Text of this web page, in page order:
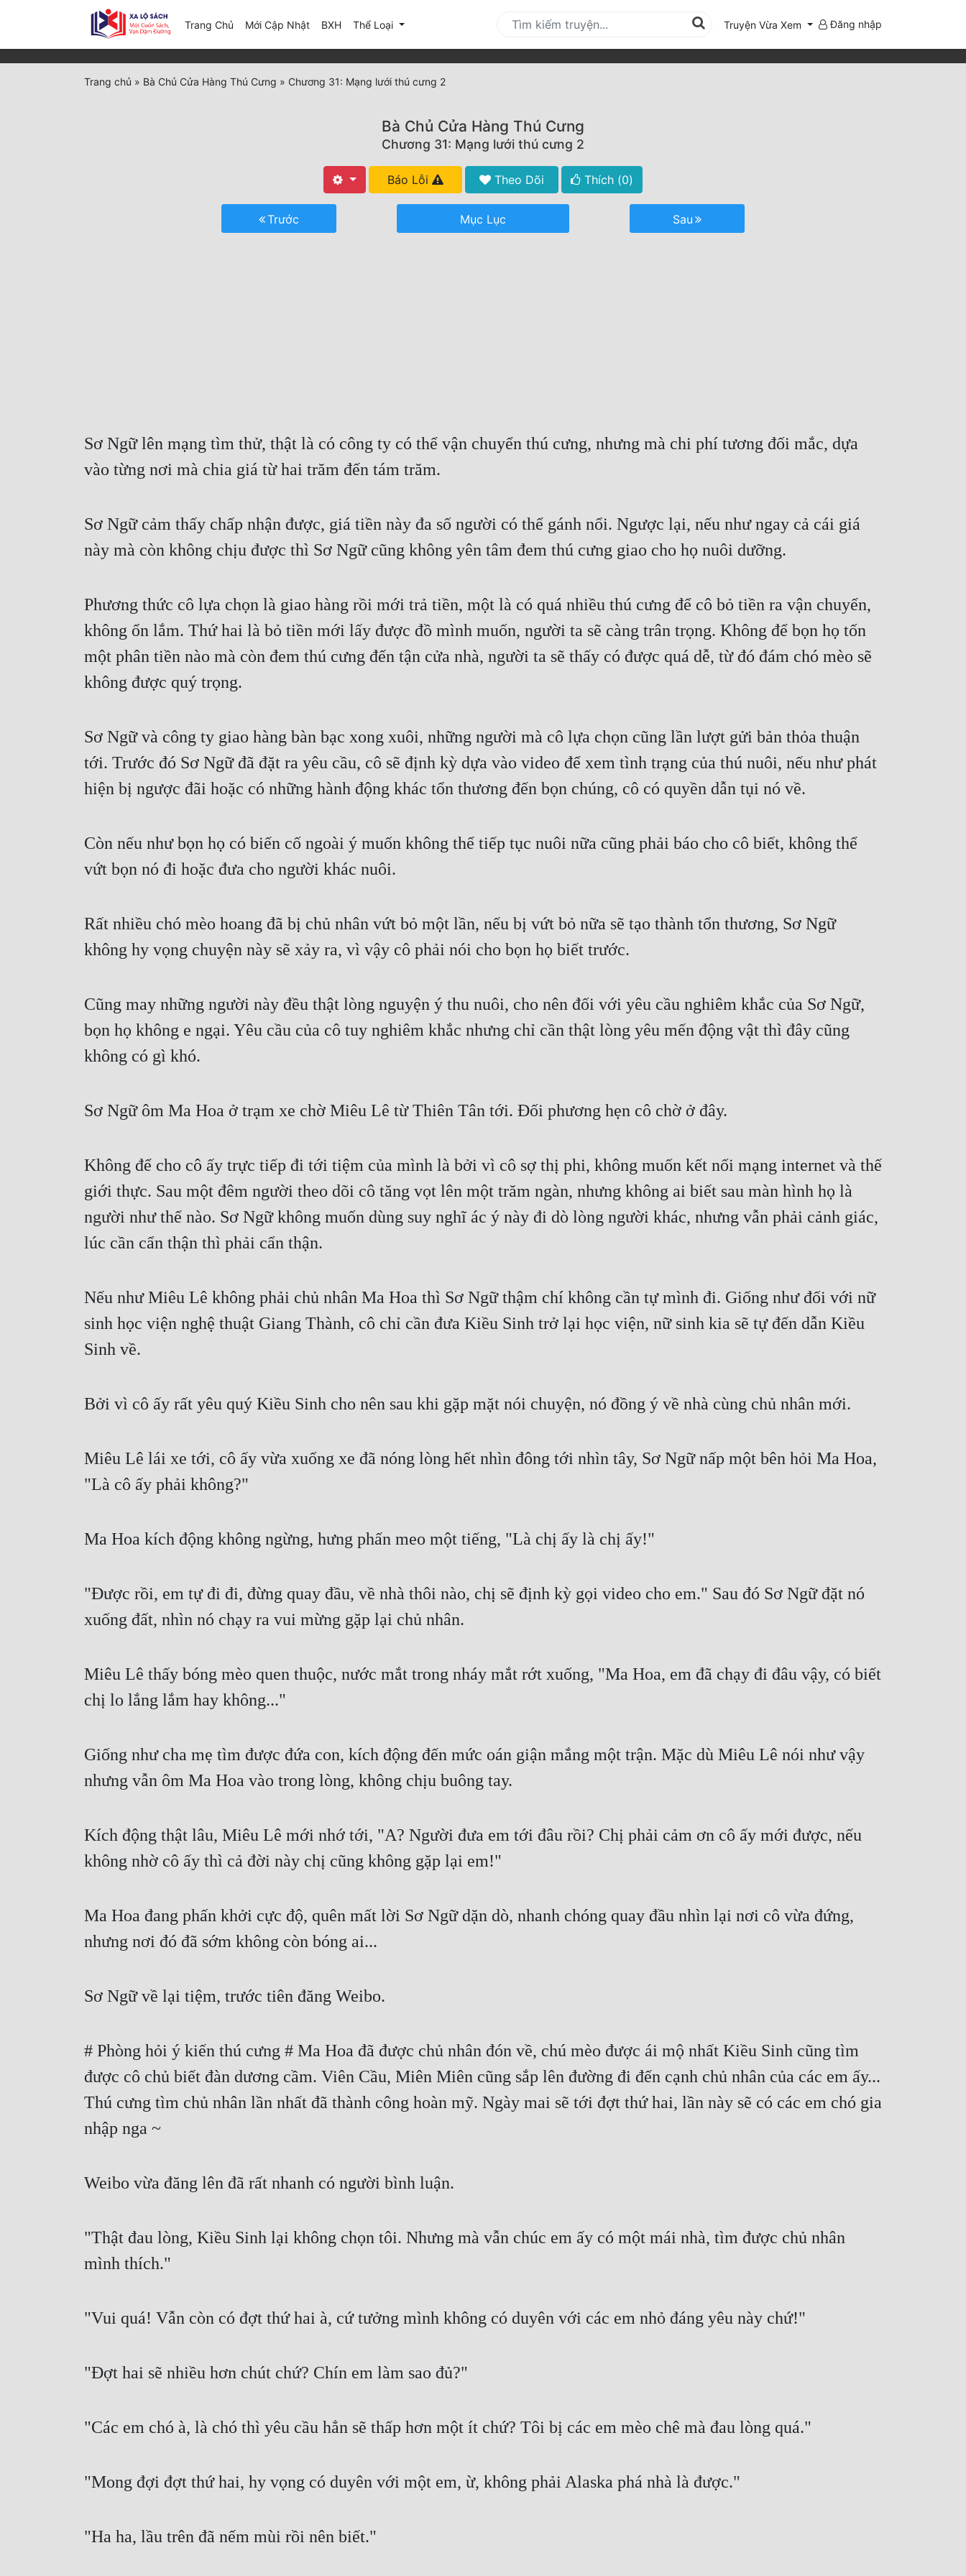
Trang Chủ Mới Cập Nhật(current)
BXH Thể Loại Truyện Vừa Xem Đăng nhập
Trang chủ » Bà Chủ Cửa Hàng Thú Cưng » Chương 31: Mạng lưới thú cưng 2
Bà Chủ Cửa Hàng Thú Cưng
Chương 31: Mạng lưới thú cưng 2
Báo Lỗi Theo Dõi Thích (0)
Trước Mục Lục Sau
Sơ Ngữ lên mạng tìm thử, thật là có công ty có thể vận chuyển thú cưng, nhưng mà chi phí tương đối mắc, dựa
vào từng nơi mà chia giá từ hai trăm đến tám trăm.
Sơ Ngữ cảm thấy chấp nhận được, giá tiền này đa số người có thể gánh nổi. Ngược lại, nếu như ngay cả cái giá
này mà còn không chịu được thì Sơ Ngữ cũng không yên tâm đem thú cưng giao cho họ nuôi dưỡng.
Phương thức cô lựa chọn là giao hàng rồi mới trả tiền, một là có quá nhiều thú cưng để cô bỏ tiền ra vận chuyển,
không ổn lắm. Thứ hai là bỏ tiền mới lấy được đồ mình muốn, người ta sẽ càng trân trọng. Không để bọn họ tốn
một phân tiền nào mà còn đem thú cưng đến tận cửa nhà, người ta sẽ thấy có được quá dễ, từ đó đám chó mèo sẽ
không được quý trọng.
Sơ Ngữ và công ty giao hàng bàn bạc xong xuôi, những người mà cô lựa chọn cũng lần lượt gửi bản thỏa thuận
tới. Trước đó Sơ Ngữ đã đặt ra yêu cầu, cô sẽ định kỳ dựa vào video để xem tình trạng của thú nuôi, nếu như phát
hiện bị ngược đãi hoặc có những hành động khác tổn thương đến bọn chúng, cô có quyền dẫn tụi nó về.
Còn nếu như bọn họ có biến cố ngoài ý muốn không thể tiếp tục nuôi nữa cũng phải báo cho cô biết, không thể
vứt bọn nó đi hoặc đưa cho người khác nuôi.
Rất nhiều chó mèo hoang đã bị chủ nhân vứt bỏ một lần, nếu bị vứt bỏ nữa sẽ tạo thành tổn thương, Sơ Ngữ
không hy vọng chuyện này sẽ xảy ra, vì vậy cô phải nói cho bọn họ biết trước.
Cũng may những người này đều thật lòng nguyện ý thu nuôi, cho nên đối với yêu cầu nghiêm khắc của Sơ Ngữ,
bọn họ không e ngại. Yêu cầu của cô tuy nghiêm khắc nhưng chỉ cần thật lòng yêu mến động vật thì đây cũng
không có gì khó.
Sơ Ngữ ôm Ma Hoa ở trạm xe chờ Miêu Lê từ Thiên Tân tới. Đối phương hẹn cô chờ ở đây.
Không để cho cô ấy trực tiếp đi tới tiệm của mình là bởi vì cô sợ thị phi, không muốn kết nối mạng internet và thế
giới thực. Sau một đêm người theo dõi cô tăng vọt lên một trăm ngàn, nhưng không ai biết sau màn hình họ là
người như thế nào. Sơ Ngữ không muốn dùng suy nghĩ ác ý này đi dò lòng người khác, nhưng vẫn phải cảnh giác,
lúc cần cẩn thận thì phải cẩn thận.
Nếu như Miêu Lê không phải chủ nhân Ma Hoa thì Sơ Ngữ thậm chí không cần tự mình đi. Giống như đối với nữ
sinh học viện nghệ thuật Giang Thành, cô chỉ cần đưa Kiều Sinh trở lại học viện, nữ sinh kia sẽ tự đến dẫn Kiều
Sinh về.
Bởi vì cô ấy rất yêu quý Kiều Sinh cho nên sau khi gặp mặt nói chuyện, nó đồng ý về nhà cùng chủ nhân mới.
Miêu Lê lái xe tới, cô ấy vừa xuống xe đã nóng lòng hết nhìn đông tới nhìn tây, Sơ Ngữ nấp một bên hỏi Ma Hoa,
"Là cô ấy phải không?"
Ma Hoa kích động không ngừng, hưng phấn meo một tiếng, "Là chị ấy là chị ấy!"
"Được rồi, em tự đi đi, đừng quay đầu, về nhà thôi nào, chị sẽ định kỳ gọi video cho em." Sau đó Sơ Ngữ đặt nó
xuống đất, nhìn nó chạy ra vui mừng gặp lại chủ nhân.
Miêu Lê thấy bóng mèo quen thuộc, nước mắt trong nháy mắt rớt xuống, "Ma Hoa, em đã chạy đi đâu vậy, có biết
chị lo lắng lắm hay không..."
Giống như cha mẹ tìm được đứa con, kích động đến mức oán giận mắng một trận. Mặc dù Miêu Lê nói như vậy
nhưng vẫn ôm Ma Hoa vào trong lòng, không chịu buông tay.
Kích động thật lâu, Miêu Lê mới nhớ tới, "A? Người đưa em tới đâu rồi? Chị phải cảm ơn cô ấy mới được, nếu
không nhờ cô ấy thì cả đời này chị cũng không gặp lại em!"
Ma Hoa đang phấn khởi cực độ, quên mất lời Sơ Ngữ dặn dò, nhanh chóng quay đầu nhìn lại nơi cô vừa đứng,
nhưng nơi đó đã sớm không còn bóng ai...
Sơ Ngữ về lại tiệm, trước tiên đăng Weibo.
# Phòng hỏi ý kiến thú cưng # Ma Hoa đã được chủ nhân đón về, chú mèo được ái mộ nhất Kiều Sinh cũng tìm
được cô chủ biết đàn dương cầm. Viên Cầu, Miên Miên cũng sắp lên đường đi đến cạnh chủ nhân của các em ấy...
Thú cưng tìm chủ nhân lần nhất đã thành công hoàn mỹ. Ngày mai sẽ tới đợt thứ hai, lần này sẽ có các em chó gia
nhập nga ~
Weibo vừa đăng lên đã rất nhanh có người bình luận.
"Thật đau lòng, Kiều Sinh lại không chọn tôi. Nhưng mà vẫn chúc em ấy có một mái nhà, tìm được chủ nhân
mình thích."
"Vui quá! Vẫn còn có đợt thứ hai à, cứ tưởng mình không có duyên với các em nhỏ đáng yêu này chứ!"
"Đợt hai sẽ nhiều hơn chút chứ? Chín em làm sao đủ?"
"Các em chó à, là chó thì yêu cầu hẳn sẽ thấp hơn một ít chứ? Tôi bị các em mèo chê mà đau lòng quá."
"Mong đợi đợt thứ hai, hy vọng có duyên với một em, ừ, không phải Alaska phá nhà là được."
"Ha ha, lầu trên đã nếm mùi rồi nên biết."